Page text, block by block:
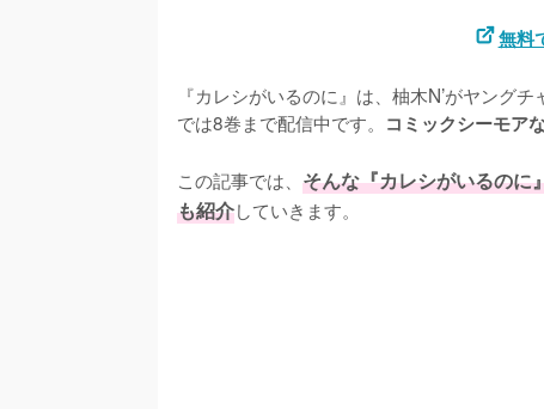
無料
『カレシがいるのに』は、柚木N’がヤング
では8巻まで配信中です。 コミックシーモア
この記事では、 そんな『カレシがいるのに
も紹介していきます。